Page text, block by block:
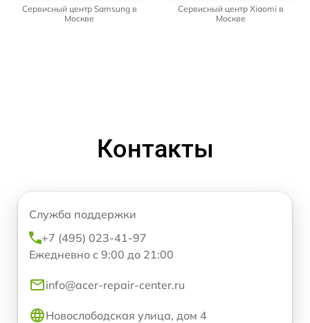
Сервисный центр Samsung в
Москве
Сервисный центр Xiaomi в
Москве
Контакты
Служба поддержки
+7 (495) 023-41-97
Ежедневно с 9:00 до 21:00
info@acer-repair-center.ru
Новослободская улица, дом 4